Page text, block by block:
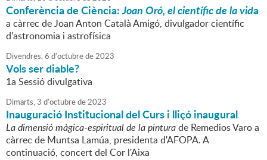
Conferència de Ciència:Joan Oró, el científic de la vida
a càrrec de Joan Anton Català Amigó, divulgador científic
d'astronomia i astrofísica
Divendres,6 d'octubrede2023
Vols ser diable?
1a Sessió divulgativa
Dimarts,3 d'octubrede2023
Inauguració Institucional del Curs i lliçó inaugural
La dimensió màgica-espiritual de la pinturade Remedios Varo a
càrrec de Muntsa Lamúa, presidenta d'AFOPA. A
continuació, concert del Cor l'Aixa